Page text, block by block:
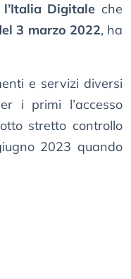
Digitale che
3 marzo 2022, ha
e servizi diversi
i primi l’accesso
stretto controllo
2023 quando